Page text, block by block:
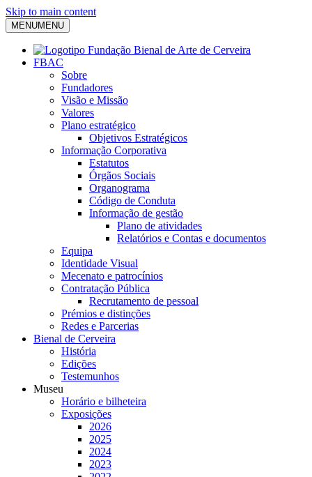
Skip to main content
MENUMENU
FBAC
Sobre
Fundadores
Visão e Missão
Valores
Plano estratégico
Objetivos Estratégicos
Informação Corporativa
Estatutos
Órgãos Sociais
Organograma
Código de Conduta
Informação de gestão
Plano de atividades
Relatórios e Contas e documentos
Equipa
Identidade Visual
Mecenato e patrocínios
Contratação Pública
Recrutamento de pessoal
Prémios e distinções
Redes e Parcerias
Bienal de Cerveira
História
Edições
Testemunhos
Museu
Horário e bilheteira
Exposições
2026
2025
2024
2023